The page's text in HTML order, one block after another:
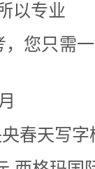
以专业
您只需
春天写